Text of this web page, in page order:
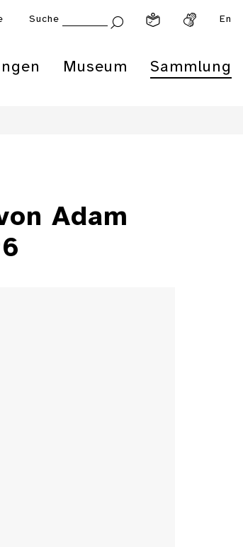
Suche En
Museum Sammlung
Adam